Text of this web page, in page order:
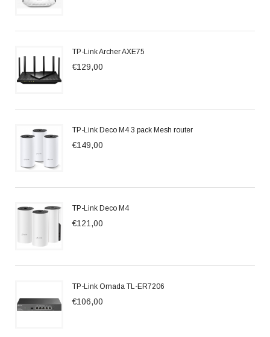
TP-Link Archer AXE75
€129,00
TP-Link Deco M4 3 pack Mesh router
€149,00
TP-Link Deco M4
€121,00
TP-Link Omada TL-ER7206
€106,00